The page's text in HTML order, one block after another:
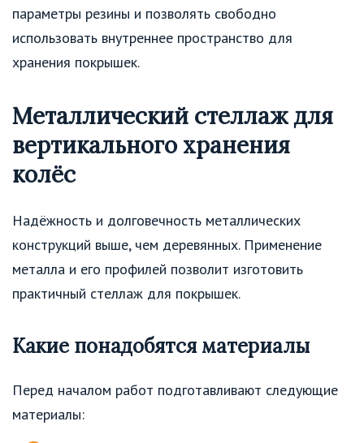
параметры резины и позволять свободно
использовать внутреннее пространство для
хранения покрышек.
Металлический стеллаж для
вертикального хранения
колёс
Надёжность и долговечность металлических
конструкций выше, чем деревянных. Применение
металла и его профилей позволит изготовить
практичный стеллаж для покрышек.
Какие понадобятся материалы
Перед началом работ подготавливают следующие
материалы: